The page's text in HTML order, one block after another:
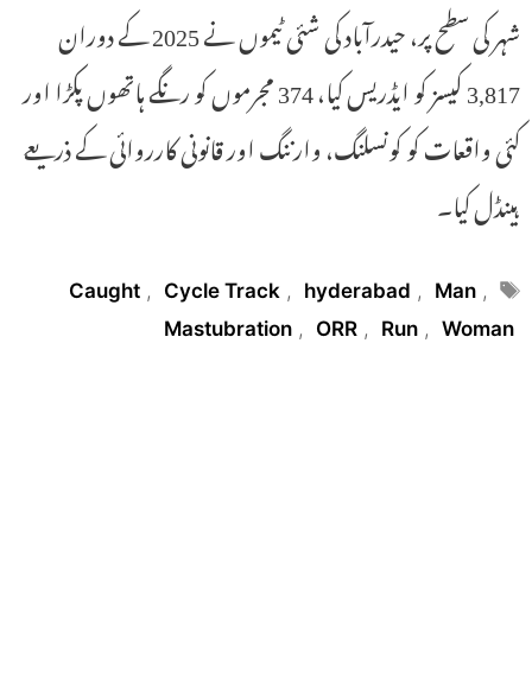
شہر کی سطح پر، حیدرآباد کی شئی ٹیموں نے 2025 کے دوران
3,817 کیسز کو ایڈریس کیا، 374 مجرموں کو رنگے ہاتھوں پکڑا اور
کئی واقعات کو کونسلنگ، وارننگ اور قانونی کارروائی کے ذریعے
ہینڈل کیا۔
Tags
Caught , Cycle Track , hyderabad , Man ,
Mastubration , ORR , Run , Woman